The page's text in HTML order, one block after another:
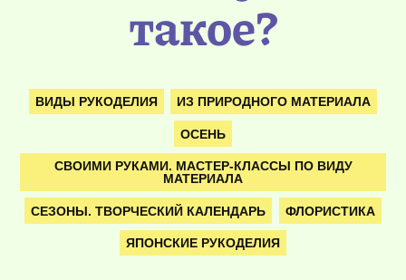
такое?
ВИДЫ РУКОДЕЛИЯ ИЗ ПРИРОДНОГО МАТЕРИАЛА
ОСЕНЬ
СВОИМИ РУКАМИ. МАСТЕР-КЛАССЫ ПО ВИДУ
МАТЕРИАЛА
СЕЗОНЫ. ТВОРЧЕСКИЙ КАЛЕНДАРЬ ФЛОРИСТИКА
ЯПОНСКИЕ РУКОДЕЛИЯ